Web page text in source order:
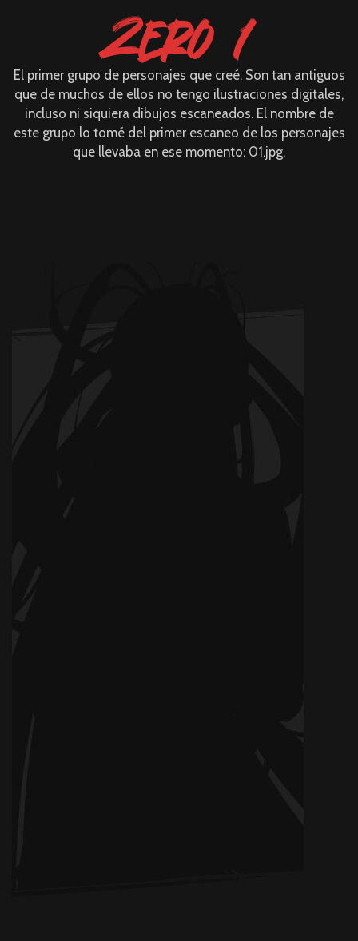
Zero 1
El primer grupo de personajes que creé. Son tan antiguos
que de muchos de ellos no tengo ilustraciones digitales,
incluso ni siquiera dibujos escaneados. El nombre de
este grupo lo tomé del primer escaneo de los personajes
que llevaba en ese momento: 01.jpg.